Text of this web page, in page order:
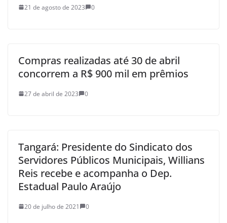
21 de agosto de 2023 0
Compras realizadas até 30 de abril
concorrem a R$ 900 mil em prêmios
27 de abril de 2023 0
Tangará: Presidente do Sindicato dos
Servidores Públicos Municipais, Willians
Reis recebe e acompanha o Dep.
Estadual Paulo Araújo
20 de julho de 2021 0